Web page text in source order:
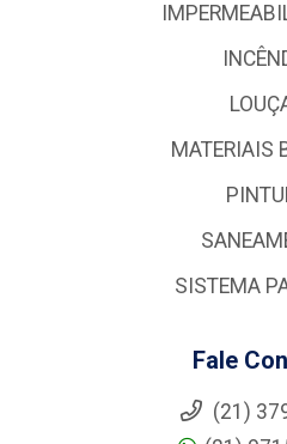
MATERIAIS
SISTEMA
Fale
(21)